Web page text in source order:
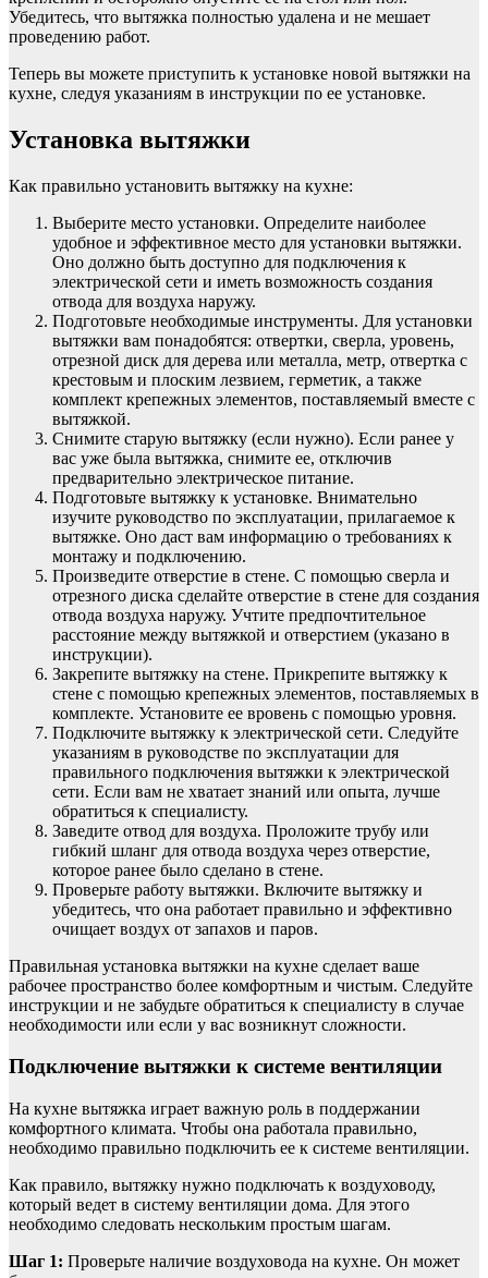
Убедитесь, что вытяжка полностью удалена и не мешает
проведению работ.
Теперь вы можете приступить к установке новой вытяжки на
кухне, следуя указаниям в инструкции по ее установке.
Установка вытяжки
Как правильно установить вытяжку на кухне:
Выберите место установки. Определите наиболее
удобное и эффективное место для установки вытяжки.
Оно должно быть доступно для подключения к
электрической сети и иметь возможность создания
отвода для воздуха наружу.
Подготовьте необходимые инструменты. Для установки
вытяжки вам понадобятся: отвертки, сверла, уровень,
отрезной диск для дерева или металла, метр, отвертка с
крестовым и плоским лезвием, герметик, а также
комплект крепежных элементов, поставляемый вместе с
вытяжкой.
Снимите старую вытяжку (если нужно). Если ранее у
вас уже была вытяжка, снимите ее, отключив
предварительно электрическое питание.
Подготовьте вытяжку к установке. Внимательно
изучите руководство по эксплуатации, прилагаемое к
вытяжке. Оно даст вам информацию о требованиях к
монтажу и подключению.
Произведите отверстие в стене. С помощью сверла и
отрезного диска сделайте отверстие в стене для создания
отвода воздуха наружу. Учтите предпочтительное
расстояние между вытяжкой и отверстием (указано в
инструкции).
Закрепите вытяжку на стене. Прикрепите вытяжку к
стене с помощью крепежных элементов, поставляемых в
комплекте. Установите ее вровень с помощью уровня.
Подключите вытяжку к электрической сети. Следуйте
указаниям в руководстве по эксплуатации для
правильного подключения вытяжки к электрической
сети. Если вам не хватает знаний или опыта, лучше
обратиться к специалисту.
Заведите отвод для воздуха. Проложите трубу или
гибкий шланг для отвода воздуха через отверстие,
которое ранее было сделано в стене.
Проверьте работу вытяжки. Включите вытяжку и
убедитесь, что она работает правильно и эффективно
очищает воздух от запахов и паров.
Правильная установка вытяжки на кухне сделает ваше
рабочее пространство более комфортным и чистым. Следуйте
инструкции и не забудьте обратиться к специалисту в случае
необходимости или если у вас возникнут сложности.
Подключение вытяжки к системе вентиляции
На кухне вытяжка играет важную роль в поддержании
комфортного климата. Чтобы она работала правильно,
необходимо правильно подключить ее к системе вентиляции.
Как правило, вытяжку нужно подключать к воздуховоду,
который ведет в систему вентиляции дома. Для этого
необходимо следовать нескольким простым шагам.
Шаг 1: Проверьте наличие воздуховода на кухне. Он может